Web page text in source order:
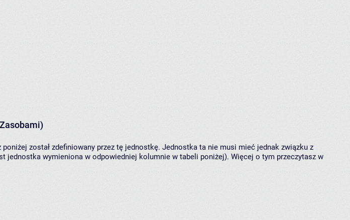
został zdefiniowany przez tę jednostkę. Jednostka ta nie musi mieć jednak związku z
wymieniona w odpowiedniej kolumnie w tabeli poniżej). Więcej o tym przeczytasz w